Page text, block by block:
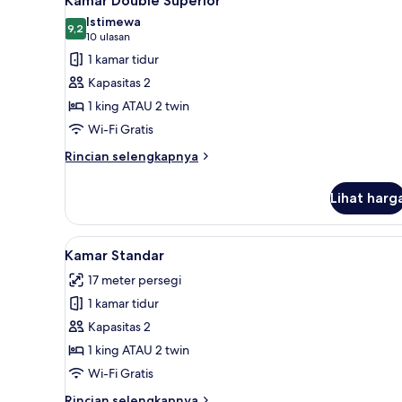
(private
external
bathroom)
semua
foto
untuk
Kamar
Double
Superior
9,29,2 dari 10
Istimewa
10 ulasan
(10
ulasan)
1 kamar tidur
Kapasitas 2
1 king ATAU 2 twin
Wi-Fi Gratis
Rincian selengkapnya
Rincian
Kamar
Double
Superior
Lihat
Lihat
semua
foto
untuk
Kamar
Standar
Kamar Standar | Wi-Fi gratis
14
Kamar Standar
17 meter persegi
1 kamar tidur
Kapasitas 2
1 king ATAU 2 twin
Wi-Fi Gratis